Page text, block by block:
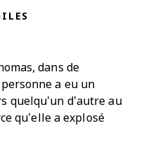
dans de
a eu un
quelqu’un d’autre au
qu’elle a explosé